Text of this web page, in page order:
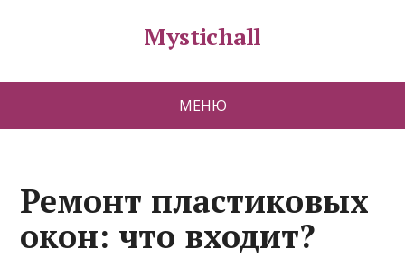
Mystichall
МЕНЮ
Ремонт пластиковых
окон: что входит?